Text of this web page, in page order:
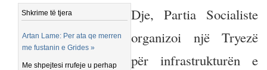
Shkrime të tjera
Artan Lame: Per ata qe merren
me fustanin e Grides »
Me shpejtesi rrufeje u perhap
Dje, Partia Socialiste
organizoi një Tryezë
për infrastrukturën e